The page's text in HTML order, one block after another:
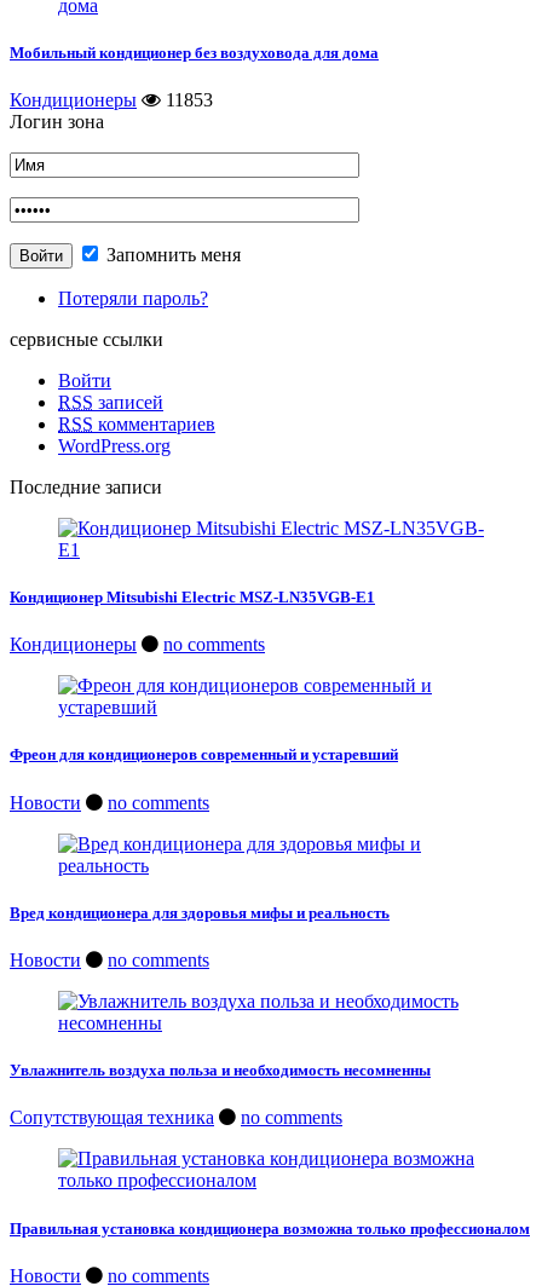
Мобильный кондиционер без воздуховода для дома
Кондиционеры
11853
Логин зона
Запомнить меня
Потеряли пароль?
сервисные ссылки
Войти
RSS записей
RSS комментариев
WordPress.org
Последние записи
Кондиционер Mitsubishi Electric MSZ-LN35VGB-E1
Кондиционеры no comments
Фреон для кондиционеров современный и устаревший
Новости no comments
Вред кондиционера для здоровья мифы и реальность
Новости no comments
Увлажнитель воздуха польза и необходимость несомненны
Сопутствующая техника no comments
Правильная установка кондиционера возможна только профессионалом
Новости no comments